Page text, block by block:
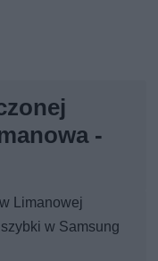
-
Limanowej
w Samsung